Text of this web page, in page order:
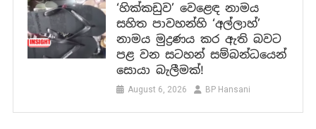
‘හික්කඩුව’ වෙළෙඳ නාමය
සහිත පාවහන්හි ‘අල්ලාහ්’
නාමය මුද්‍රණය කර ඇති බවට
පළ වන සටහන් සම්බන්ධයෙන්
සොයා බැලීමක්!
August 6, 2026 BP Hansani